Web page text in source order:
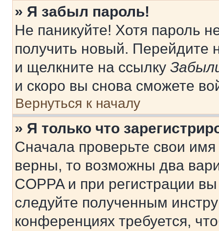
» Я забыл пароль!
Не паникуйте! Хотя пароль
получить новый. Перейдите
и щелкните на ссылку
и скоро вы снова сможете
Вернуться к началу
» Я только что
Сначала проверьте свои
верны, то возможны два
COPPA и при регистрации
следуйте полученным
конференциях требуется,